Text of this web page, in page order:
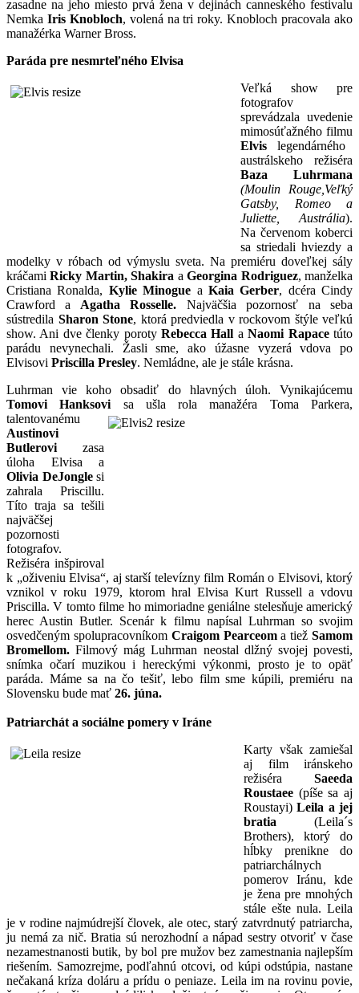
zasadne na jeho miesto prvá žena v dejinách canneského festivalu
Nemka Iris Knobloch, volená na tri roky. Knobloch pracovala ako
manažérka Warner Bross.
Paráda pre nesmrteľného Elvisa
Veľká show pre
fotografov
sprevádzala uvedenie
mimosúťažného filmu
Elvis legendárného
austrálskeho režiséra
Baza Luhrmana
(Moulin Rouge,Veľký
Gatsby, Romeo a
Juliette, Austrália).
Na červenom koberci
sa striedali hviezdy a
modelky v róbach od výmyslu sveta. Na premiéru doveľkej sály
kráčamiRicky Martin, Shakira aGeorgina Rodriguez, manželka
Cristiana Ronalda, Kylie Minogue a Kaia Gerber, dcéra Cindy
Crawford a Agatha Rosselle. Najväčšia pozornosť na seba
sústredila Sharon Stone, ktorá predviedla v rockovom štýle veľkú
show. Ani dve členky poroty Rebecca Hall aNaomi Rapacetúto
parádu nevynechali. Žasli sme, ako úžasne vyzerá vdova po
Elvisovi Priscilla Presley. Nemládne, ale je stále krásna.
Luhrman vie koho obsadiť do hlavných úloh. Vynikajúcemu
Tomovi Hanksovi sa ušla rolamanažéra Toma Parkera,
talentovanému
Austinovi
Butlerovi zasa
úloha Elvisa a
Olivia DeJonglesi
zahrala Priscillu.
Títo traja sa tešili
najväčšej
pozornosti
fotografov.
Režiséra inšpiroval
k „oživeniu Elvisa“, aj starší televízny film Román o Elvisovi, ktorý
vznikol v roku 1979, ktorom hral Elvisa Kurt Russell a vdovu
Priscilla. V tomto filme ho mimoriadne geniálne stelesňuje americký
herec Austin Butler. Scenár k filmu napísal Luhrman so svojim
osvedčeným spolupracovníkom Craigom Pearceoma tiežSamom
Bromellom. Filmový mág Luhrman neostal dlžný svojej povesti,
snímka očarí muzikou i hereckými výkonmi, prosto je to opäť
paráda. Máme sa na čo tešiť, lebo film sme kúpili, premiéru na
Slovensku bude mať 26. júna.
Patriarchát a sociálne pomery v Iráne
Karty však zamiešal
aj film iránskeho
režiséra Saeeda
Roustaee (píše sa aj
Roustayi)Leila a jej
bratia (Leila´s
Brothers), ktorý do
hĺbky prenikne do
patriarchálnych
pomerov Iránu, kde
je žena pre mnohých
stále ešte nula. Leila
je v rodine najmúdrejší človek, ale otec, starý zatvrdnutý patriarcha,
ju nemá za nič. Bratia sú nerozhodní a nápad sestry otvoriť v čase
nezamestnanosti butik, by bol pre mužov bez zamestnania najlepším
riešením. Samozrejme, podľahnú otcovi, od kúpi odstúpia, nastane
nečakaná kríza doláru a prídu o peniaze. Leila im na rovinu povie,